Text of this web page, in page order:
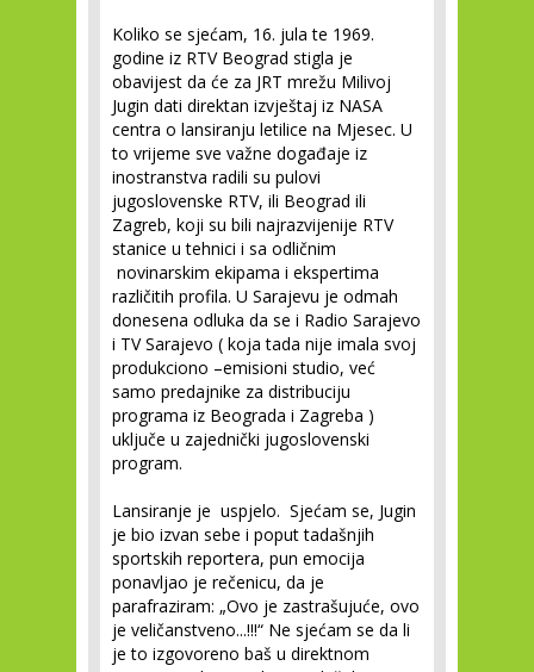
Koliko se sjećam, 16. jula te 1969.
godine iz RTV Beograd stigla je
obavijest da će za JRT mrežu Milivoj
Jugin dati direktan izvještaj iz NASA
centra o lansiranju letilice na Mjesec. U
to vrijeme sve važne događaje iz
inostranstva radili su pulovi
jugoslovenske RTV, ili Beograd ili
Zagreb, koji su bili najrazvijenije RTV
stanice u tehnici i sa odličnim
novinarskim ekipama i ekspertima
različitih profila. U Sarajevu je odmah
donesena odluka da se i Radio Sarajevo
i TV Sarajevo ( koja tada nije imala svoj
produkciono –emisioni studio, već
samo predajnike za distribuciju
programa iz Beograda i Zagreba )
uključe u zajednički jugoslovenski
program.
Lansiranje je uspjelo. Sjećam se, Jugin
je bio izvan sebe i poput tadašnjih
sportskih reportera, pun emocija
ponavljao je rečenicu, da je
parafraziram: „Ovo je zastrašujuće, ovo
je veličanstveno...!!!“ Ne sjećam se da li
je to izgovoreno baš u direktnom